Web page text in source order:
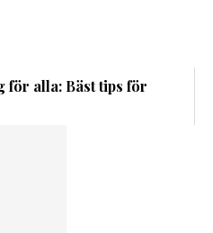
för alla: Bäst tips för